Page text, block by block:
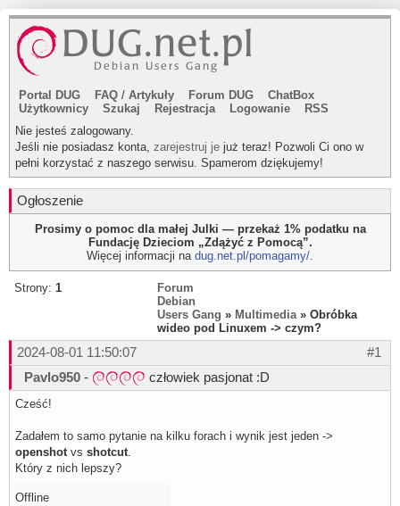
Portal DUG FAQ / Artykuły Forum DUG
ChatBox
Użytkownicy
Szukaj Rejestracja Logowanie
RSS
Nie jesteś zalogowany.
Jeśli nie posiadasz konta, zarejestruj je już teraz! Pozwoli Ci ono w
pełni korzystać z naszego serwisu. Spamerom dziękujemy!
Ogłoszenie
Prosimy o pomoc dla małej Julki — przekaż 1% podatku na
Fundację Dzieciom „Zdążyć z Pomocą”.
Więcej informacji na dug.net.pl/pomagamy/.
Strony: 1
Forum
Debian
Users Gang » Multimedia» Obróbka
wideo pod Linuxem -> czym?
#1
2024-08-01 11:50:07
Pavlo950 - człowiek pasjonat :D
Cześć!
Zadałem to samo pytanie na kilku forach i wynik jest jeden ->
openshotvs shotcut.
Który z nich lepszy?
Offline